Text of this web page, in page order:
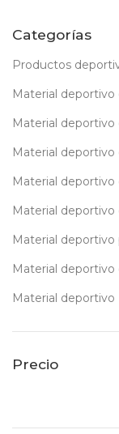
Categorías
Productos
Material deportivo
Material
Material deportivo
Material
Material deportivo
Material deportivo
Material deportivo
Material
Precio